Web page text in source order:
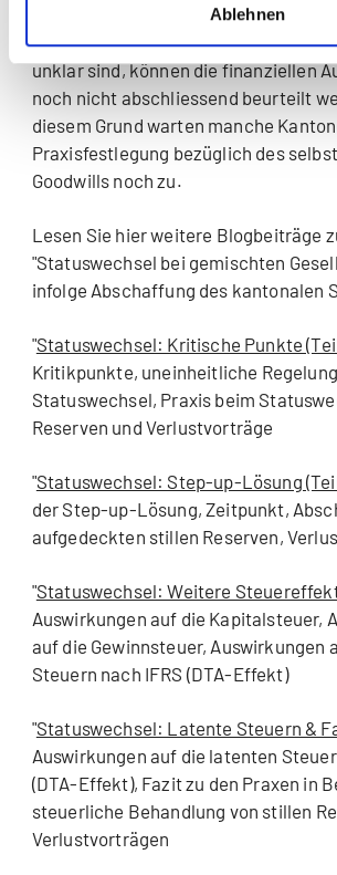
Ablehnen
die ressourcenstarken Kantone und
zu Gunsten der
unklar sind, können die finanziellen
noch nicht abschliessend beurteilt
diesem Grund warten manche
Praxisfestlegung bezüglich des
Goodwills noch zu.
Lesen Sie hier weitere Blogbeiträge
"Statuswechsel bei gemischten
infolge Abschaffung des kantonalen
"Statuswechsel: Kritische Punkte
Kritikpunkte, uneinheitliche
Statuswechsel, Praxis beim
Reserven und Verlustvorträge
"Statuswechsel: Step-up-Lösung
der Step-up-Lösung, Zeitpunkt,
aufgedeckten stillen Reserven,
"Statuswechsel: Weitere
Auswirkungen auf die Kapitalsteuer,
auf die Gewinnsteuer, Auswirkungen
Steuern nach IFRS (DTA-Effekt)
"Statuswechsel: Latente Steuern &
Auswirkungen auf die latenten
(DTA-Effekt), Fazit zu den Praxen in
steuerliche Behandlung von stillen
Verlustvorträgen